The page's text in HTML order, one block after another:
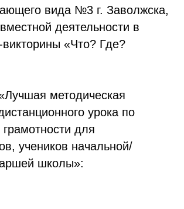
вида №3 г. Заволжска,
деятельности в
«Что? Где?
методическая
урока по
для
учеников начальной/
школы»: